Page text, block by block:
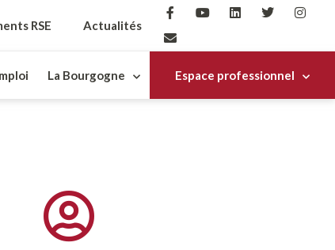
RSE Actualités
La Bourgogne Espace professionnel